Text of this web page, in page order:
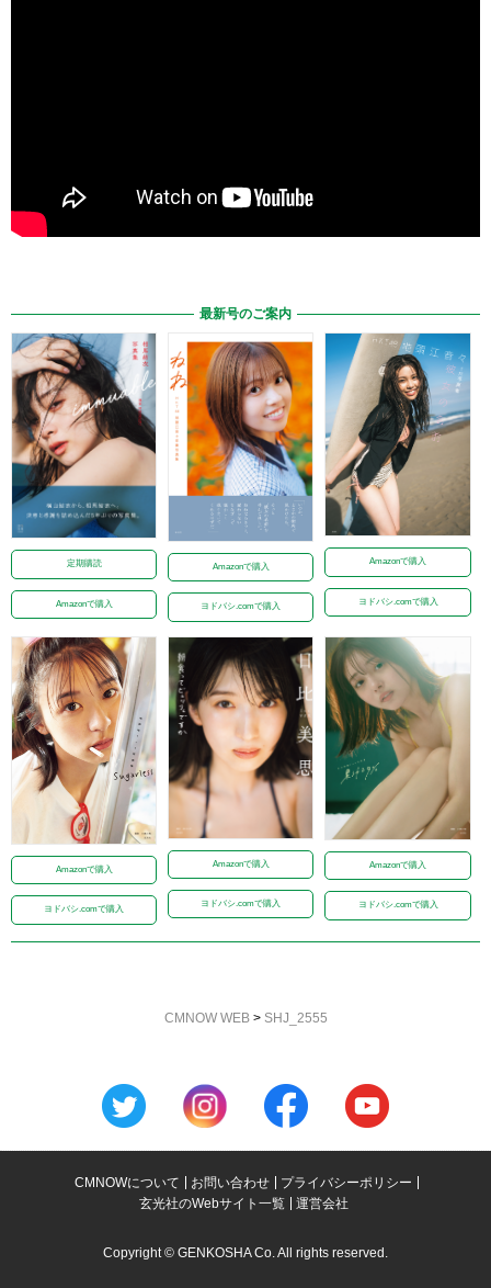
最新号のご案内
定期購読
Amazonで購入
Amazonで購入
ヨドバシ.comで購入
Amazonで購入
ヨドバシ.comで購入
Amazonで購入
ヨドバシ.comで購入
Amazonで購入
ヨドバシ.comで購入
Amazonで購入
ヨドバシ.comで購入
CMNOW WEB> SHJ_2555
CMNOWについて お問い合わせ
プライバシーポリシー
玄光社のWebサイト一覧
運営会社
Copyright © GENKOSHA Co. All rights reserved.